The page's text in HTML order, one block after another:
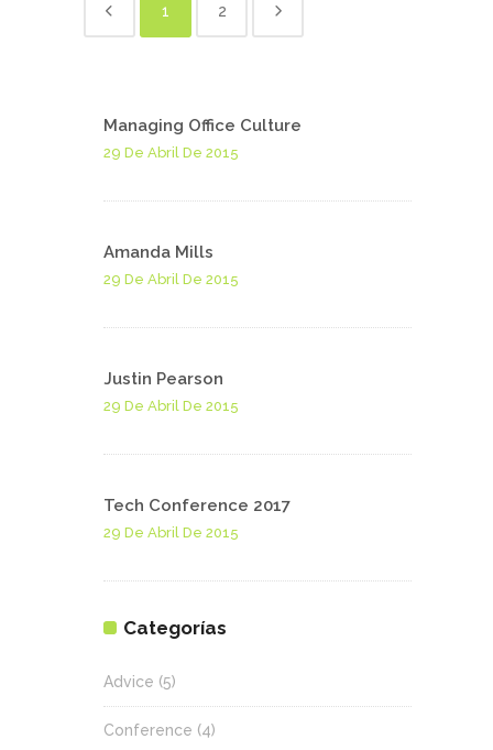
1 2
Managing Office Culture
29 De Abril De 2015
Amanda Mills
29 De Abril De 2015
Justin Pearson
29 De Abril De 2015
Tech Conference 2017
29 De Abril De 2015
Categorías
Advice (5)
Conference (4)